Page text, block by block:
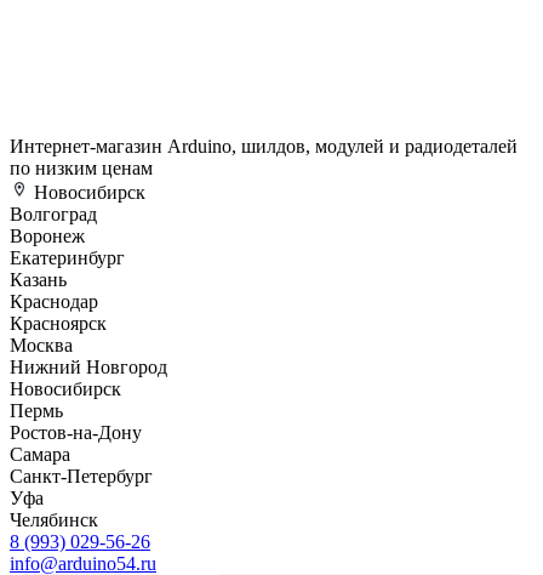
Интернет-магазин Arduino, шилдов, модулей и радиодеталей
по низким ценам
Новосибирск
Волгоград
Воронеж
Екатеринбург
Казань
Краснодар
Красноярск
Москва
Нижний Новгород
Новосибирск
Пермь
Ростов-на-Дону
Самара
Санкт-Петербург
Уфа
Челябинск
8 (993) 029-56-26
info@arduino54.ru